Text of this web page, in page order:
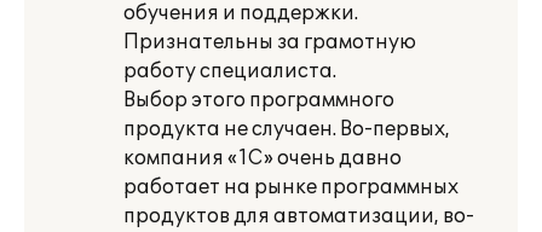
обучения и поддержки.
Признательны за грамотную
работу специалиста.
Выбор этого программного
продукта не случаен. Во-первых,
компания «1С» очень давно
работает на рынке программных
продуктов для автоматизации, во-